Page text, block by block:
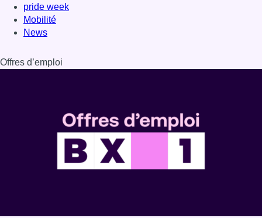
pride week
Mobilité
News
Offres d’emploi